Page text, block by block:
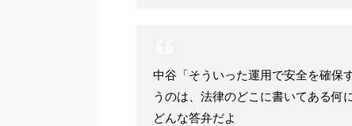
中谷「そういった運用で安全を確保
うのは、法律のどこに書いてある何
どんな答弁だよ